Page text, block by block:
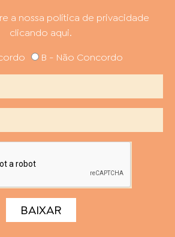
a nossa política de privacidade
clicando aqui.
B - Não Concordo
BAIXAR